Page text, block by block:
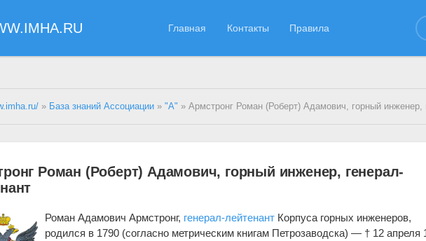
Главная Контакты Правила
» База знаний Ассоциации »"А" » Армстронг Роман (Роберт) Адамович, горный инженер, генерал-
Роман (Роберт) Адамович, горный инженер, генерал-
Роман Адамович Армстронг, генерал-лейтенант Корпуса горных инженеров,
родился в 1790 (согласно метрическим книгам Петрозаводска) — † 12 апреля